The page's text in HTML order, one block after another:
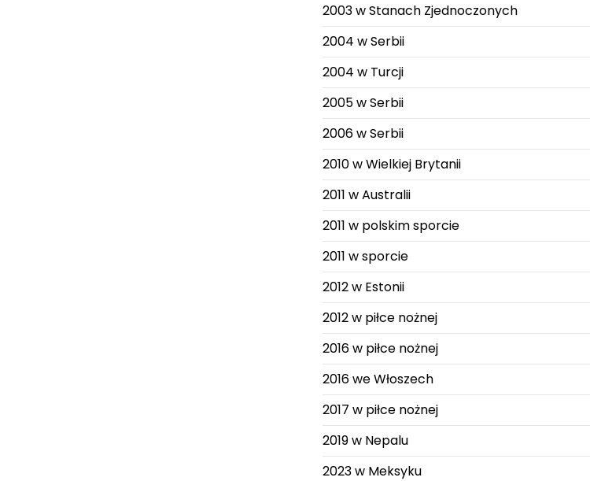
2003 w Stanach Zjednoczonych
2004 w Serbii
2004 w Turcji
2005 w Serbii
2006 w Serbii
2010 w Wielkiej Brytanii
2011 w Australii
2011 w polskim sporcie
2011 w sporcie
2012 w Estonii
2012 w piłce nożnej
2016 w piłce nożnej
2016 we Włoszech
2017 w piłce nożnej
2019 w Nepalu
2023 w Meksyku